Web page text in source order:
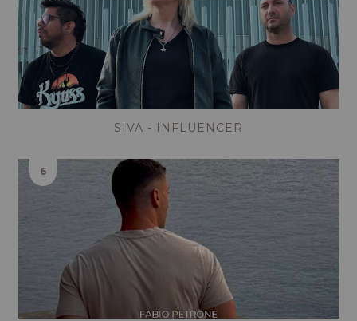
SIVA - INFLUENCER